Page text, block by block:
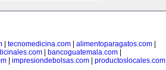
tecnomedicina.com alimentoparagatos.com
| bancoguatemala.com|
impresiondebolsas.com productoslocales.com